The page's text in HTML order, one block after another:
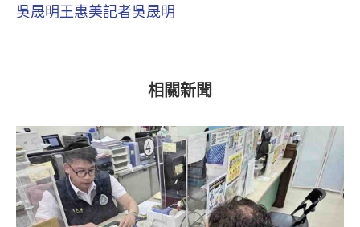
吳晟明王惠美記者吳晟明
相關新聞